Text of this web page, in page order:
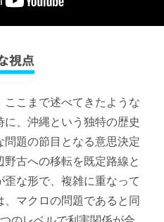
視点
こまで述べてきたような
、沖縄という独特の歴史
問題の節目となる意思決定
古への移転を既定路線と
な形で、複雑に重なって
マクロの問題であると同